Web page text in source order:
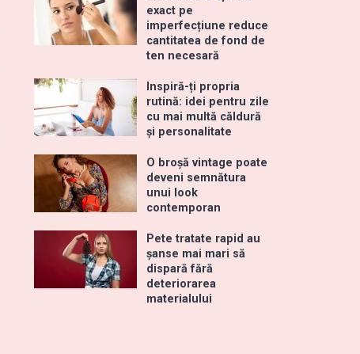
exact pe
imperfecțiune reduce
cantitatea de fond de
ten necesară
Inspiră-ți propria
rutină: idei pentru zile
cu mai multă căldură
și personalitate
O broșă vintage poate
deveni semnătura
unui look
contemporan
Pete tratate rapid au
șanse mai mari să
dispară fără
deteriorarea
materialului